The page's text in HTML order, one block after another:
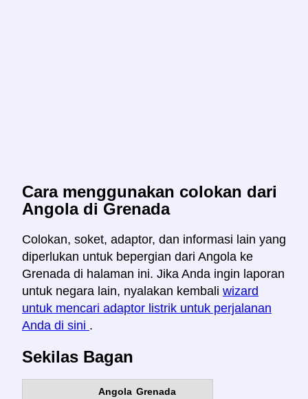
Cara menggunakan colokan dari
Angola di Grenada
Colokan, soket, adaptor, dan informasi lain yang
diperlukan untuk bepergian dari Angola ke
Grenada di halaman ini. Jika Anda ingin laporan
untuk negara lain, nyalakan kembali wizard
untuk mencari adaptor listrik untuk perjalanan
Anda di sini .
Sekilas Bagan
Angola Grenada